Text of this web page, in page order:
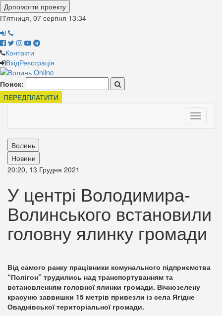
Допомогти проекту
П'ятниця, 07 серпня 13:34
Контакти
ВхідРеєстрація
Поиск:
ПЕРЕДПЛАТИТИ
Toggle
Волинь
Новини
20:20, 13 Грудня 2021
У центрі Володимира-
Волинського встановили
головну ялинку громади
Від самого ранку працівники комунального підприємства
“Полігон” трудились над транспортуванням та
встановленням головної ялинки громади. Вічнозелену
красуню заввишки 15 метрів привезли із села Ягідне
Оваднівської територіальної громади.